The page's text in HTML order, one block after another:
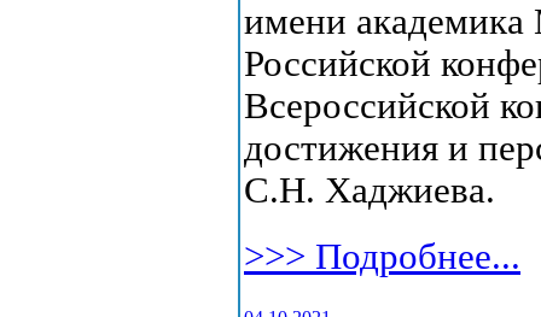
имени
Российской
Всероссийской
достижения и
С.Н. Хаджиева.
>>> Подробнее...